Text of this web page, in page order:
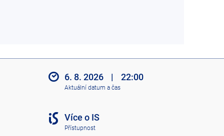
6. 8. 2026 | 22:00
Aktuální datum a čas
Více o IS
Přístupnost